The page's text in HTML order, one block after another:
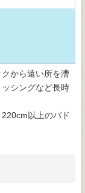
から遠い所を漕
シングなど長時
以上のパド